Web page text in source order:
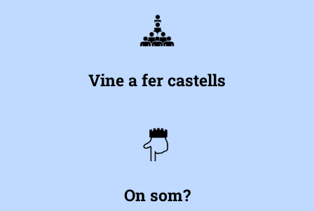
Vine a fer castells
On som?